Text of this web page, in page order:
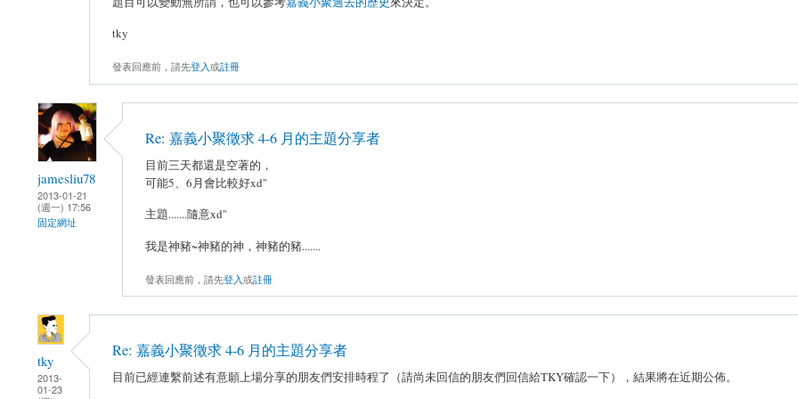
tky
發表回應前，請先登入或註冊
jamesliu78
2013-01-21
(週一) 17:56
固定網址
Re: 嘉義小聚徵求 4-6 月的主題分享者
目前三天都還是空著的，
可能5、6月會比較好xd"
主題.......隨意xd"
我是神豬~神豬的神，神豬的豬.......
發表回應前，請先登入或註冊
tky
2013-
01-23
Re: 嘉義小聚徵求 4-6 月的主題分享者
目前已經連繫前述有意願上場分享的朋友們安排時程了（請尚未回信的朋友們回信給TKY確認一下），結果將在近期公佈。